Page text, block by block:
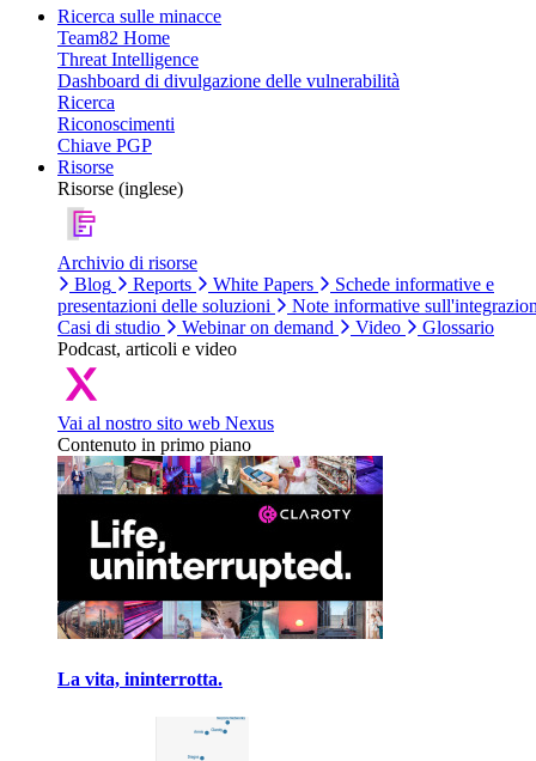
Ricerca sulle minacce
Team82 Home
Threat Intelligence
Dashboard di divulgazione delle vulnerabilità
Ricerca
Riconoscimenti
Chiave PGP
Risorse
Risorse (inglese)
Archivio di risorse
Blog
Reports White Papers
Schede informative e
presentazioni delle soluzioni
Note informative
Casi di studio
Webinar on demand Video
Glossario
Podcast, articoli e video
Vai al nostro sito web Nexus
Contenuto in primo piano
La vita, ininterrotta.